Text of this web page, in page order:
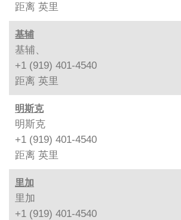
距离 英里
基辅
基辅、
+1 (919) 401-4540
距离 英里
明斯克
明斯克
+1 (919) 401-4540
距离 英里
里加
里加
+1 (919) 401-4540